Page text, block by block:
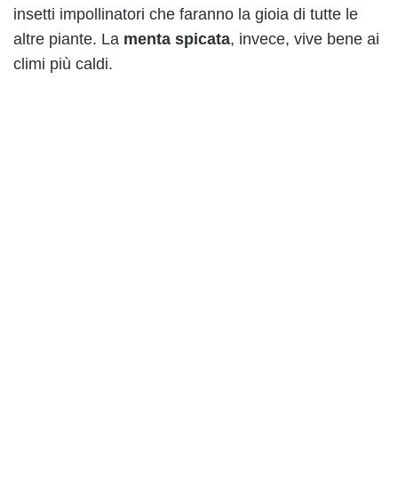
insetti impollinatori che faranno la gioia di tutte le
altre piante. La menta spicata, invece, vive bene ai
climi più caldi.